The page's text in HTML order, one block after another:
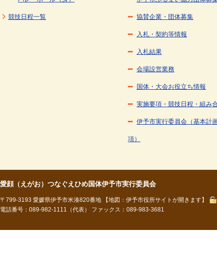
競技日程一覧 協賛企業・団体募集
入札・契約等情報
入札結果
会場設営業務
国体・大会お役立ち情報
実施要項・競技日程・組み
伊予市実行委員会（基本計
項）
愛顔（えがお）つなぐえひめ国体伊予市実行委員会
〒799-3193 愛媛県伊予市米湊820番地
【地図：伊予市役所サイトが開きます】
電話番号：089-982-1111（代表） ファックス：089-983-3681